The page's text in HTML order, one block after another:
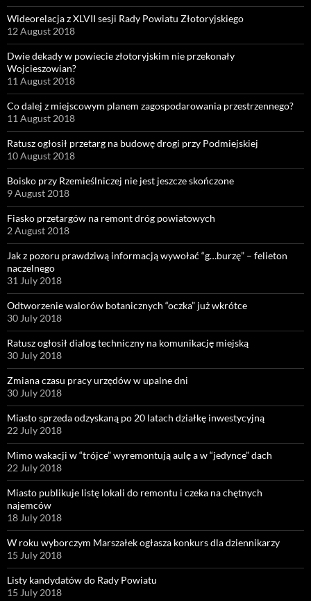
Wideorelacja z XLVII sesji Rady Powiatu Złotoryjskiego
12 August 2018
Dwie dekady w powiecie złotoryjskim nie przekonały
Wojcieszowian?
11 August 2018
Co dalej z miejscowym planem zagospodarowania przestrzennego?
11 August 2018
Ratusz ogłosił przetarg na budowę drogi przy Podmiejskiej
10 August 2018
Boisko przy Rzemieślniczej nie jest jeszcze skończone
9 August 2018
Fiasko przetargów na remont dróg powiatowych
2 August 2018
Jak z pozoru prawdziwą informacją wywołać “g…burzę” – felieton
naczelnego
31 July 2018
Odtworzenie walorów botanicznych “oczka” już wkrótce
30 July 2018
Ratusz ogłosił dialog techniczny na komunikację miejską
30 July 2018
Zmiana czasu pracy urzędów w upalne dni
30 July 2018
Miasto sprzeda odzyskaną po 20 latach działkę inwestycyjną
22 July 2018
Mimo wakacji w “trójce” wyremontują aulę a w “jedynce” dach
22 July 2018
Miasto publikuje listę lokali do remontu i czeka na chętnych
najemców
18 July 2018
W roku wyborczym Marszałek ogłasza konkurs dla dziennikarzy
15 July 2018
Listy kandydatów do Rady Powiatu
15 July 2018